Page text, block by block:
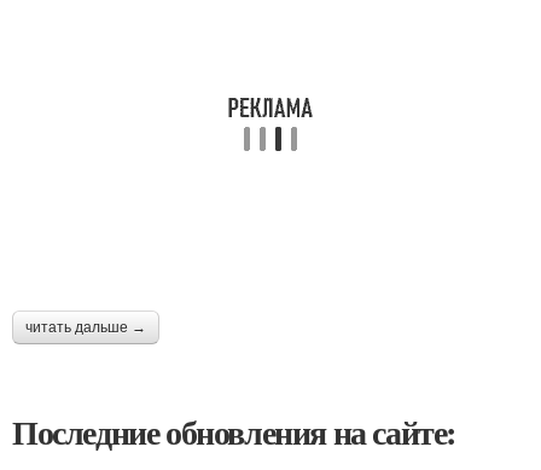
читать дальше →
Последние обновления на сайте: